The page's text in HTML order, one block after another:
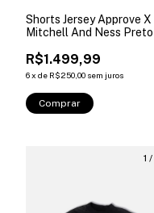
Shorts Jersey Approve X
Mitchell And Ness Preto
R$1.499,99
6x de R$250,00 sem juros
Comprar
1 /